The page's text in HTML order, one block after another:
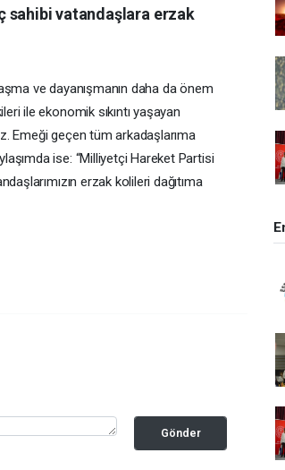
sahibi vatandaşlara erzak
ve dayanışmanın daha da önem
ile ekonomik sıkıntı yaşayan
Emeği geçen tüm arkadaşlarıma
ise: “Milliyetçi Hareket Partisi
erzak kolileri dağıtıma
Gönder